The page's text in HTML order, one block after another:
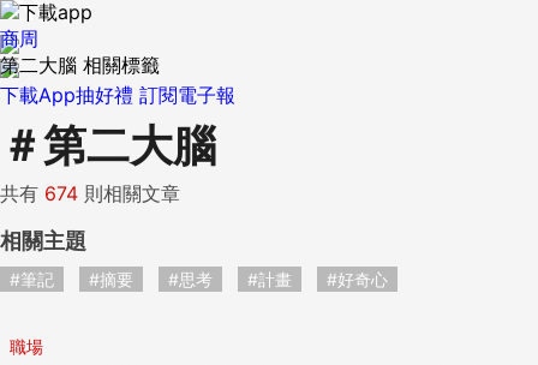
下載App抽好禮 訂閱電子報
商周
第二大腦 相關標籤
＃第二大腦
共有 674 則相關文章
相關主題
#筆記 #摘要 #思考 #計畫 #好奇心
職場